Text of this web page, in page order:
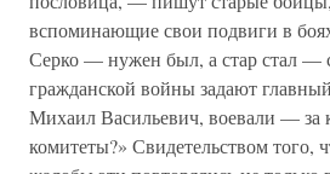
вспоминающие свои подвиги в
Серко — нужен был, а стар стал —
гражданской войны задают
Михаил Васильевич, воевали — за
комитеты?» Свидетельством того,